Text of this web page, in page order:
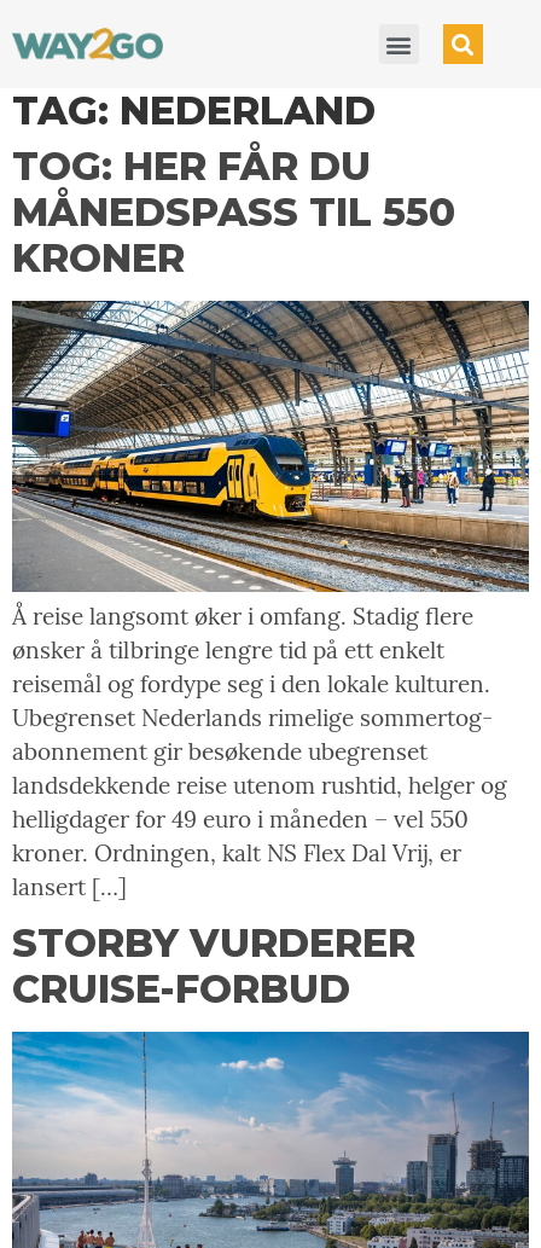
TAG: NEDERLAND
TOG: HER FÅR DU
MÅNEDSPASS TIL 550
KRONER
Å reise langsomt øker i omfang. Stadig flere
ønsker å tilbringe lengre tid på ett enkelt
reisemål og fordype seg i den lokale kulturen.
Ubegrenset Nederlands rimelige sommertog-
abonnement gir besøkende ubegrenset
landsdekkende reise utenom rushtid, helger og
helligdager for 49 euro i måneden – vel 550
kroner. Ordningen, kalt NS Flex Dal Vrij, er
lansert […]
STORBY VURDERER
CRUISE-FORBUD